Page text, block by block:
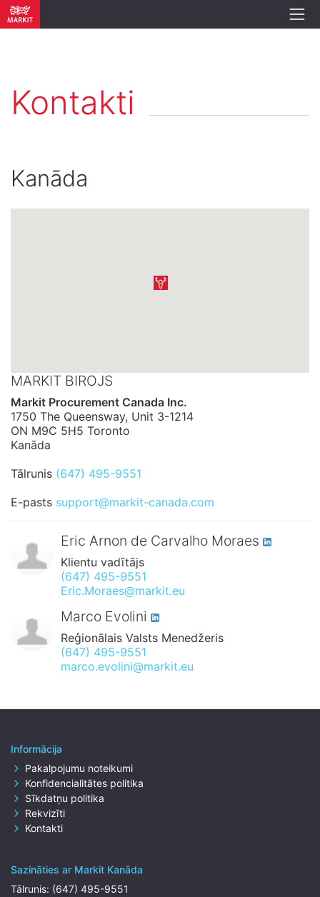
Kontakti
Kanāda
MARKIT BIROJS
Markit Procurement Canada Inc.
1750 The Queensway, Unit 3-1214
ON M9C 5H5 Toronto
Kanāda
Tālrunis (647) 495-9551
E-pasts support@markit-canada.com
Eric Arnon de Carvalho Moraes
Klientu vadītājs
(647) 495-9551
Eric.Moraes@markit.eu
Marco Evolini
Reģionālais Valsts Menedžeris
(647) 495-9551
marco.evolini@markit.eu
Informācija
Pakalpojumu noteikumi
Konfidencialitātes politika
Sīkdatņu politika
Rekvizīti
Kontakti
Sazināties ar Markit Kanāda
Tālrunis: (647) 495-9551